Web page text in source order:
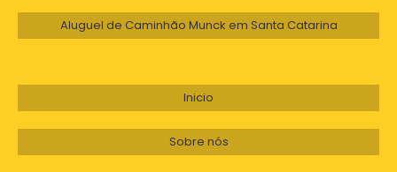
GUINDASTE RODOVIÁRIO 100 TONS PARA ALUGAR
PREÇO DE GUINDASTE
Aluguel de Caminhão Munck em Santa Catarina
Inicio
Sobre nós